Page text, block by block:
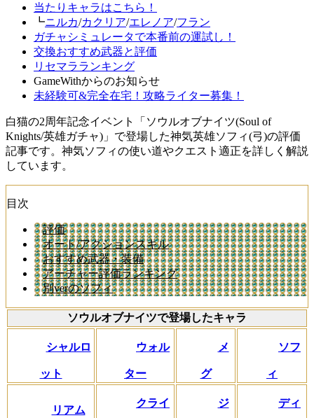
当たりキャラはこちら！
┗ニルカ/カクリア/エレノア/フラン
ガチャシミュレータで本番前の運試し！
交換おすすめ武器と評価
リセマラランキング
GameWithからのお知らせ
未経験可&完全在宅！攻略ライター募集！
白猫の2周年記念イベント「ソウルオブナイツ(Soul of
Knights/英雄ガチャ)」で登場した神気英雄ソフィ(弓)の評価
記事です。神気ソフィの使い道やクエスト適正を詳しく解説
しています。
目次
評価
オート/アクションスキル
おすすめ武器・装備
アーチャー評価ランキング
別verのソフィ
ソウルオブナイツで登場したキャラ
シャルロ
ット
ウォル
ター
メ
グ
ソフ
ィ
リアム
クライ ジ ディ